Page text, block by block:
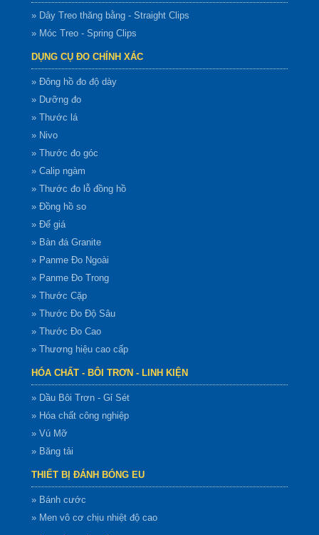
» Dây Treo thăng bằng - Straight Clips
» Móc Treo - Spring Clips
DỤNG CỤ ĐO CHÍNH XÁC
» Đông hồ đo độ dày
» Dưỡng đo
» Thước lá
» Nivo
» Thước đo góc
» Calip ngàm
» Thước đo lỗ đồng hồ
» Đồng hồ so
» Đế giá
» Bàn đá Granite
» Panme Đo Ngoài
» Panme Đo Trong
» Thước Cặp
» Thước Đo Độ Sâu
» Thước Đo Cao
» Thương hiệu cao cấp
HÓA CHẤT - BÔI TRƠN - LINH KIỆN
» Dầu Bôi Trơn - Gỉ Sét
» Hóa chất công nghiệp
» Vú Mỡ
» Băng tải
THIẾT BỊ ĐÁNH BÓNG EU
» Bánh cước
» Men vô cơ chịu nhiệt độ cao